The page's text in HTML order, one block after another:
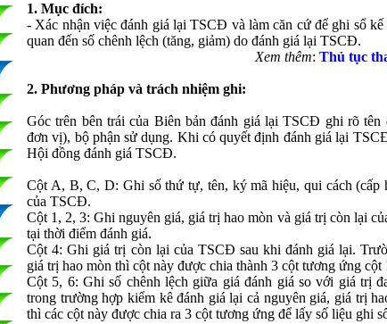
1. Mục đích:
- Xác nhận việc đánh giá lại TSCĐ và làm căn cứ để ghi sổ kế
quan đến số chênh lệch (tăng, giảm) do đánh giá lại TSCĐ.
Xem thêm: Thủ tục
2. Phương pháp và trách nhiệm ghi:
Góc trên bên trái của Biên bản đánh giá lại TSCĐ ghi rõ tên
đơn vị), bộ phận sử dụng. Khi có quyết định đánh giá lại
Hội đồng đánh giá TSCĐ.
Cột A, B, C, D: Ghi số thứ tự, tên, ký mã hiệu, qui cách (cấp
của TSCĐ.
Cột 1, 2, 3: Ghi nguyên giá, giá trị hao mòn và giá trị còn lại
tại thời điểm đánh giá.
Cột 4: Ghi giá trị còn lại của TSCĐ sau khi đánh giá lại.
giá trị hao mòn thì cột này được chia thành 3 cột tương ứng cột
Cột 5, 6: Ghi số chênh lệch giữa giá đánh giá so với giá trị
trong trường hợp kiểm kê đánh giá lại cả nguyên giá, giá trị
thì các cột này được chia ra 3 cột tương ứng để lấy số liệu ghi